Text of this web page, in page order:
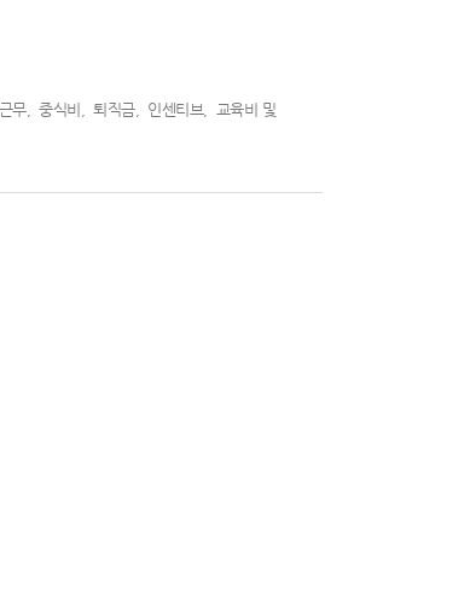
무, 중식비, 퇴직금, 인센티브, 교육비 및